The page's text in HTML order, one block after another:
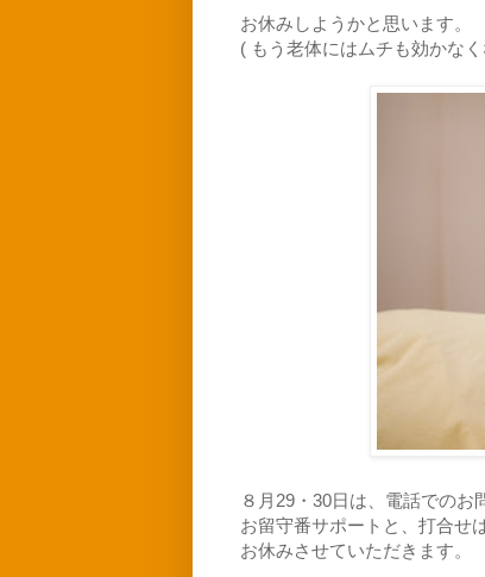
お休みしようかと思います。
( もう老体にはムチも効かな
８月29・30日は、電話でのお
お留守番サポートと、打合せ
お休みさせていただきます。